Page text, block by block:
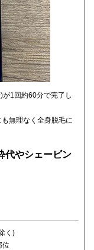
が1回約60分で完了し
無理なく全身脱毛に
代やシェービン
く)
位